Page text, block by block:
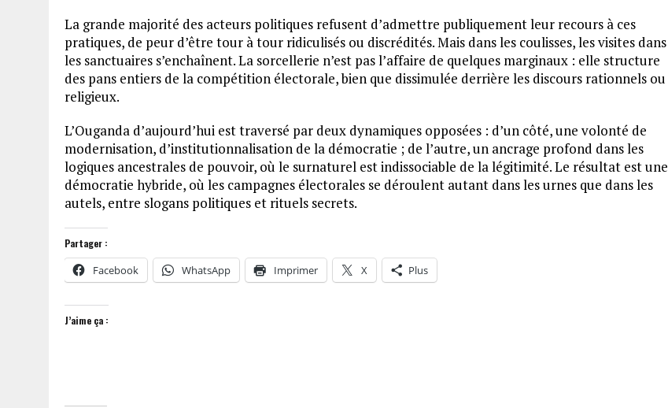
La grande majorité des acteurs politiques refusent d’admettre publiquement leur recours à ces
pratiques, de peur d’être tour à tour ridiculisés ou discrédités. Mais dans les coulisses, les visites dans
les sanctuaires s’enchaînent. La sorcellerie n’est pas l’affaire de quelques marginaux : elle structure
des pans entiers de la compétition électorale, bien que dissimulée derrière les discours rationnels ou
religieux.
L’Ouganda d’aujourd’hui est traversé par deux dynamiques opposées : d’un côté, une volonté de
modernisation, d’institutionnalisation de la démocratie ; de l’autre, un ancrage profond dans les
logiques ancestrales de pouvoir, où le surnaturel est indissociable de la légitimité. Le résultat est une
démocratie hybride, où les campagnes électorales se déroulent autant dans les urnes que dans les
autels, entre slogans politiques et rituels secrets.
Partager :
Facebook WhatsApp Imprimer X Plus
J’aime ça :